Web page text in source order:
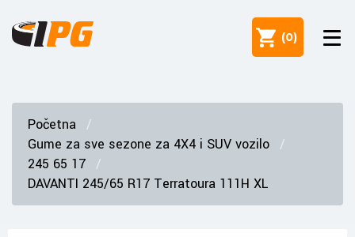
(0)
Početna
Gume za sve sezone za 4X4 i SUV vozilo
245 65 17
DAVANTI 245/65 R17 Terratoura 111H XL